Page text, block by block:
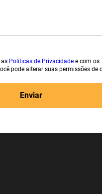
as Politicas de Privacidade e com os
pode alterar suas permissões